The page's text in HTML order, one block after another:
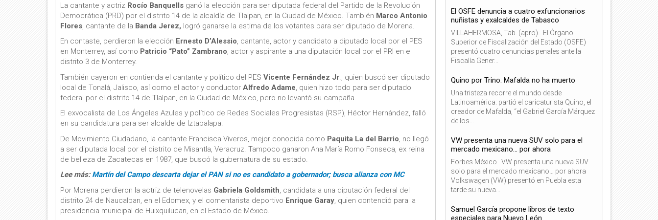
La cantante y actriz Rocío Banquells ganó la elección para ser diputada federal del Partido de la Revolución
Democrática (PRD) por el distrito 14 de la alcaldía de Tlalpan, en la Ciudad de México. También Marco Antonio
Flores , cantante de la Banda Jerez, logró ganarse la estima de los votantes para ser diputado de Morena.
En contaste, perdieron la elección Ernesto D’Alessio, cantante, actor y candidato a diputado local por el PES
en Monterrey, así como Patricio “Pato” Zambrano, actor y aspirante a una diputación local por el PRI en el
distrito 3 de Monterrey.
También cayeron en contienda el cantante y político del PES Vicente Fernández Jr ., quien buscó ser diputado
local de Tonalá, Jalisco, así como el actor y conductor Alfredo Adame , quien hizo todo para ser diputado
federal por el distrito 14 de Tlalpan, en la Ciudad de México, pero no levantó su campaña.
El exvocalista de Los Ángeles Azules y político de Redes Sociales Progresistas (RSP), Héctor Hernández, falló
en su candidatura para ser alcalde de Iztapalapa.
De Movimiento Ciudadano, la cantante Francisca Viveros, mejor conocida como Paquita La del Barrio , no llegó
a ser diputada local por el distrito de Misantla, Veracruz. Tampoco ganaron Ana María Romo Fonseca, ex reina
de belleza de Zacatecas en 1987, que buscó la gubernatura de su estado.
Lee más: Martín del Campo descarta dejar el PAN si no es candidato a gobernador; busca alianza con MC
Por Morena perdieron la actriz de telenovelas Gabriela Goldsmith , candidata a una diputación federal del
distrito 24 de Naucalpan, en el Edomex, y el comentarista deportivo Enrique Garay , quien contendió para la
presidencia municipal de Huixquilucan, en el Estado de México.
El OSFE denuncia a cuatro exfuncionarios
nuñistas y exalcaldes de Tabasco
VILLAHERMOSA, Tab. (apro).- El Órgano
Superior de Fiscalización del Estado (OSFE)
presentó cuatro denuncias penales ante la
Fiscalía Gener...
Quino por Trino: Mafalda no ha muerto
Una tristeza recorre el mundo desde
Latinoamérica: partió el caricaturista Quino, el
creador de Mafalda, “el Gabriel García Márquez
de los...
VW presenta una nueva SUV solo para el
mercado mexicano… por ahora
Forbes México . VW presenta una nueva SUV
solo para el mercado mexicano… por ahora
Volkswagen (VW) presentó en Puebla esta
tarde su nueva...
Samuel García propone libros de texto
especiales para Nuevo León